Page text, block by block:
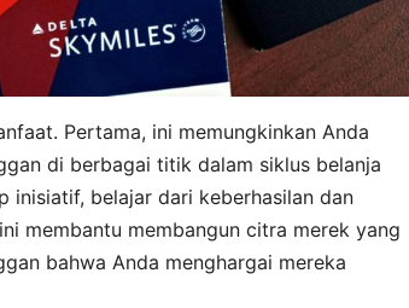
Pertama, ini memungkinkan Anda
di berbagai titik dalam siklus belanja
inisiatif, belajar dari keberhasilan dan
membantu membangun citra merek yang
bahwa Anda menghargai mereka